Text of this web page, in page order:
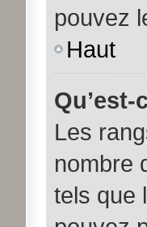
pouvez
Haut
Les
nombre
tels que